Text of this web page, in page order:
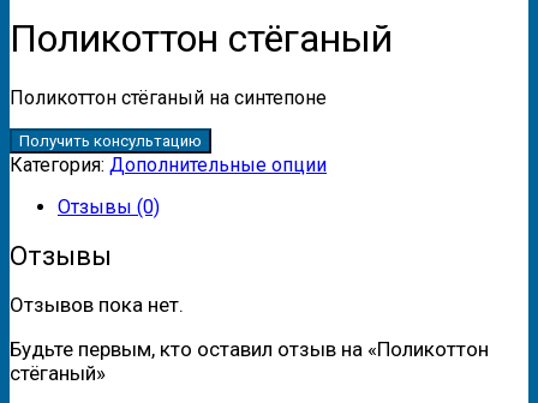
Поликоттон стёганый
Поликоттон стёганый на синтепоне
Получить консультацию
Категория: Дополнительные опции
Отзывы (0)
Отзывы
Отзывов пока нет.
Будьте первым, кто оставил отзыв на «Поликоттон
стёганый»